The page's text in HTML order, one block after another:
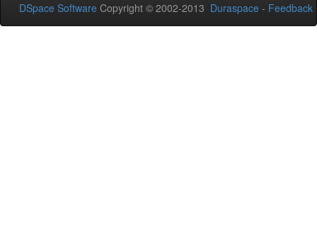
DSpace Software Copyright © 2002-2013 Duraspace - Feedback